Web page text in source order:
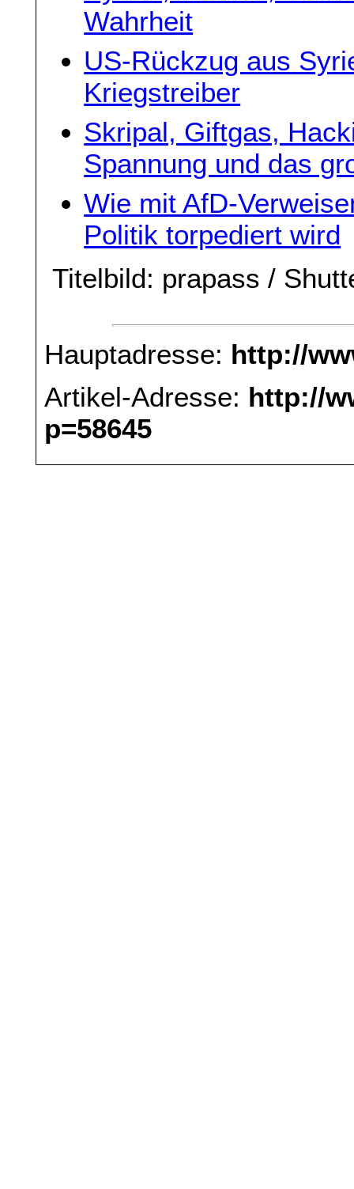
Wahrheit
US-Rückzug aus
Kriegstreiber
Skripal, Giftgas,
Spannung und das
Wie mit AfD-
Politik torpediert wird
Titelbild: prapass /
Hauptadresse: http://
Artikel-Adresse: http://
p=58645